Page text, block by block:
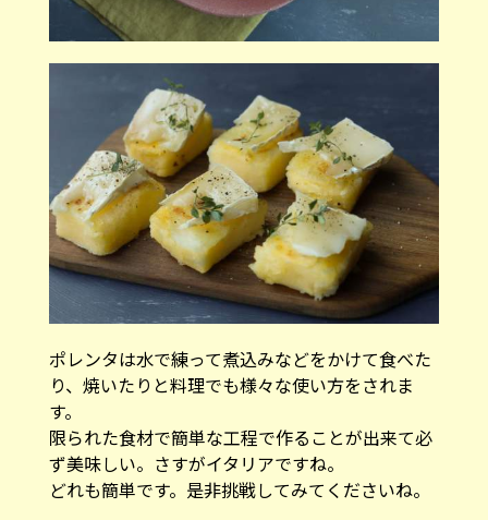
ポレンタは水で練って煮込みなどをかけて食べた
り、焼いたりと料理でも様々な使い方をされま
す。
限られた食材で簡単な工程で作ることが出来て必
ず美味しい。さすがイタリアですね。
どれも簡単です。是非挑戦してみてくださいね。